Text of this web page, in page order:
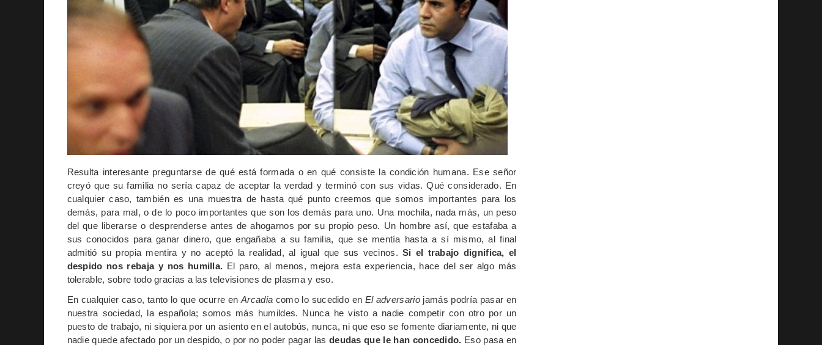
Resulta interesante preguntarse de qué está formada o en qué consiste la condición humana. Ese señor
creyó que su familia no sería capaz de aceptar la verdad y terminó con sus vidas. Qué considerado. En
cualquier caso, también es una muestra de hasta qué punto creemos que somos importantes para los
demás, para mal, o de lo poco importantes que son los demás para uno. Una mochila, nada más, un peso
del que liberarse o desprenderse antes de ahogarnos por su propio peso. Un hombre así, que estafaba a
sus conocidos para ganar dinero, que engañaba a su familia, que se mentía hasta a sí mismo, al final
admitió su propia mentira y no aceptó la realidad, al igual que sus vecinos.Si el trabajo dignifica, el
despido nos rebaja y nos humilla. El paro, al menos, mejora esta experiencia, hace del ser algo más
tolerable, sobre todo gracias a las televisiones de plasma y eso.
En cualquier caso, tanto lo que ocurre enArcadia como lo sucedido en El adversariojamás podría pasar en
nuestra sociedad, la española; somos más humildes. Nunca he visto a nadie competir con otro por un
puesto de trabajo, ni siquiera por un asiento en el autobús, nunca, ni que eso se fomente diariamente, ni que
nadie quede afectado por un despido, o por no poder pagar las deudas que le han concedido. Eso pasa en